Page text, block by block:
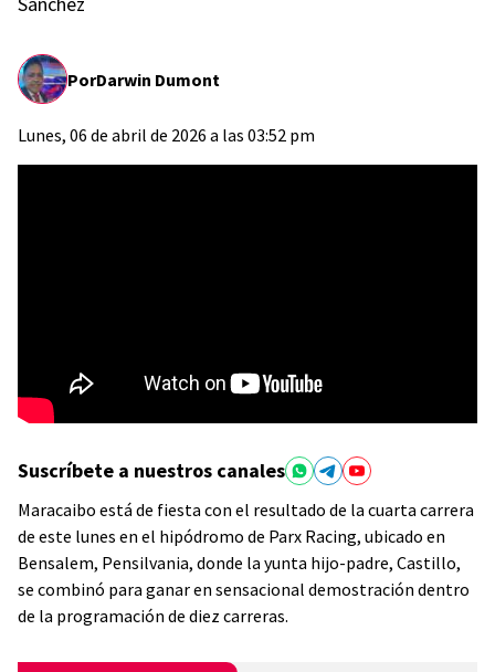
PorDarwin Dumont
Lunes, 06 de abril de 2026 a las 03:52 pm
Suscríbete a nuestros canales
Maracaibo está de fiesta con el resultado de la cuarta carrera
de este lunes en el hipódromo de Parx Racing, ubicado en
Bensalem, Pensilvania, donde la yunta hijo-padre, Castillo,
se combinó para ganar en sensacional demostración dentro
de la programación de diez carreras.